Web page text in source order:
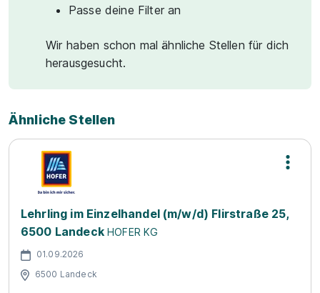
Passe deine Filter an
Wir haben schon mal ähnliche Stellen für dich
herausgesucht.
Ähnliche Stellen
Lehrling im Einzelhandel (m/w/d) Flirstraße 25,
6500 Landeck HOFER KG
01.09.2026
6500 Landeck